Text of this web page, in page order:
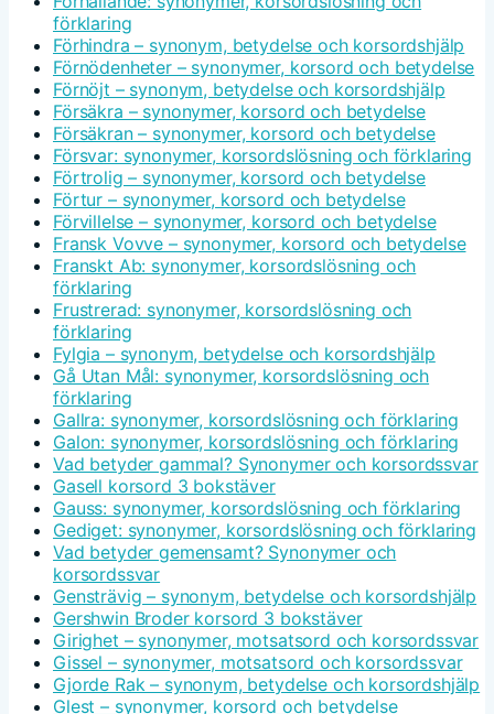
förklaring
Förhindra – synonym, betydelse och korsordshjälp
Förnödenheter – synonymer, korsord och betydelse
Förnöjt – synonym, betydelse och korsordshjälp
Försäkra – synonymer, korsord och betydelse
Försäkran – synonymer, korsord och betydelse
Försvar: synonymer, korsordslösning och förklaring
Förtrolig – synonymer, korsord och betydelse
Förtur – synonymer, korsord och betydelse
Förvillelse – synonymer, korsord och betydelse
Fransk Vovve – synonymer, korsord och betydelse
Franskt Ab: synonymer, korsordslösning och
förklaring
Frustrerad: synonymer, korsordslösning och
förklaring
Fylgia – synonym, betydelse och korsordshjälp
Gå Utan Mål: synonymer, korsordslösning och
förklaring
Gallra: synonymer, korsordslösning och förklaring
Galon: synonymer, korsordslösning och förklaring
Vad betyder gammal? Synonymer och korsordssvar
Gasell korsord 3 bokstäver
Gauss: synonymer, korsordslösning och förklaring
Gediget: synonymer, korsordslösning och förklaring
Vad betyder gemensamt? Synonymer och
korsordssvar
Gensträvig – synonym, betydelse och korsordshjälp
Gershwin Broder korsord 3 bokstäver
Girighet – synonymer, motsatsord och korsordssvar
Gissel – synonymer, motsatsord och korsordssvar
Gjorde Rak – synonym, betydelse och korsordshjälp
Glest – synonymer, korsord och betydelse